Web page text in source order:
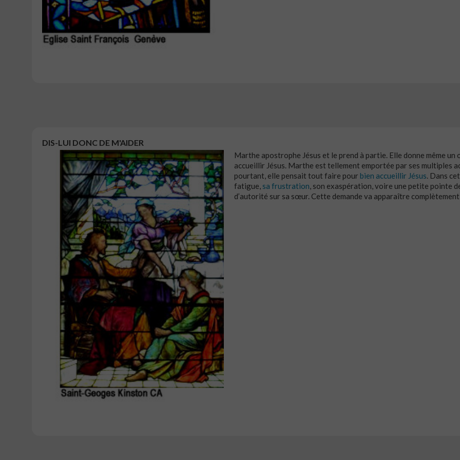
DIS-LUI DONC DE M'AIDER
Marthe apostrophe Jésus et le prend à partie. Elle donne même
accueillir Jésus. Marthe est tellement emportée par ses multiples
pourtant, elle pensait tout faire pour bien accueillir Jésus. Dans
fatigue, sa frustration, son exaspération, voire une petite pointe
d’autorité sur sa sœur. Cette demande va apparaître